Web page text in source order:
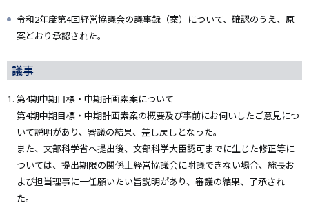
令和2年度第4回経営協議会の議事録（案）について、確認のうえ、原
案どおり承認された。
議事
第4期中期目標・中期計画素案について
第4期中期目標・中期計画素案の概要及び事前にお伺いしたご意見につ
いて説明があり、審議の結果、差し戻しとなった。
また、文部科学省へ提出後、文部科学大臣認可までに生じた修正等に
ついては、提出期限の関係上経営協議会に附議できない場合、総長お
よび担当理事に一任願いたい旨説明があり、審議の結果、了承され
た。